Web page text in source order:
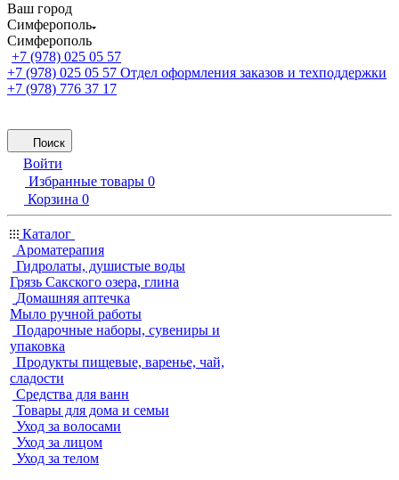
Ваш город
Симферополь
Симферополь
+7 (978) 025 05 57
+7 (978) 025 05 57 Отдел оформления заказов и техподдержки
+7 (978) 776 37 17
Поиск
Войти
Избранные товары 0
Корзина 0
Каталог
Ароматерапия
Гидролаты, душистые воды
Грязь Сакского озера, глина
Домашняя аптечка
Мыло ручной работы
Подарочные наборы, сувениры и
упаковка
Продукты пищевые, варенье, чай,
сладости
Средства для ванн
Товары для дома и семьи
Уход за волосами
Уход за лицом
Уход за телом